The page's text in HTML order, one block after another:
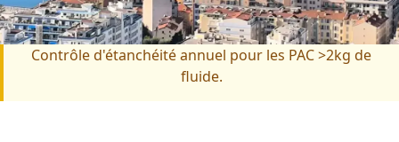
⚠️Réglementation :L'entretien des PAC de plus de
4kW est obligatoire tous les 2 ans (décret 2020-912).
Contrôle d'étanchéité annuel pour les PAC >2kg de
fluide.